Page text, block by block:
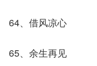
64、借风凉心
65、余生再见